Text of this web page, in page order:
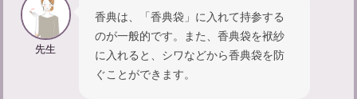
先生
香典は、「香典袋」に入れて持参する
のが一般的です。また、香典袋を袱紗
に入れると、シワなどから香典袋を防
ぐことができます。